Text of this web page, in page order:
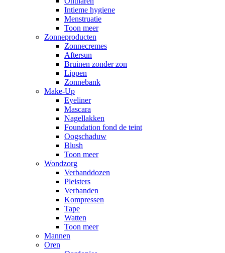
Intieme hygiene
Menstruatie
Toon meer
Zonneproducten
Zonnecremes
Aftersun
Bruinen zonder zon
Lippen
Zonnebank
Make-Up
Eyeliner
Mascara
Nagellakken
Foundation fond de teint
Oogschaduw
Blush
Toon meer
Wondzorg
Verbanddozen
Pleisters
Verbanden
Kompressen
Tape
Watten
Toon meer
Mannen
Oren